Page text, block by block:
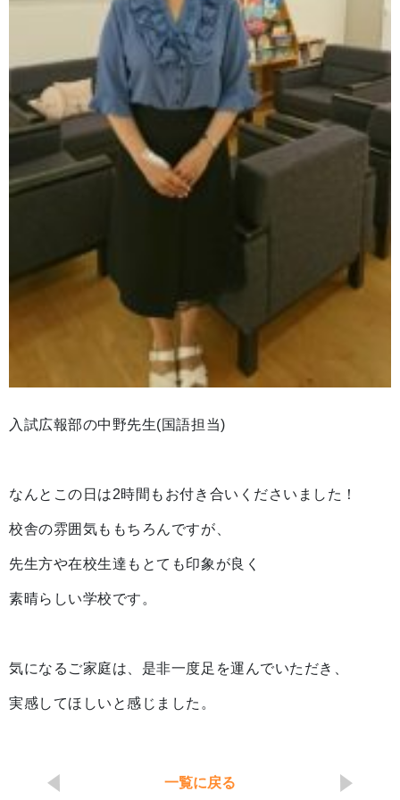
入試広報部の中野先生(国語担当)
なんとこの日は2時間もお付き合いくださいました！
校舎の雰囲気ももちろんですが、
先生方や在校生達もとても印象が良く
素晴らしい学校です。
気になるご家庭は、是非一度足を運んでいただき、
実感してほしいと感じました。
一覧に戻る